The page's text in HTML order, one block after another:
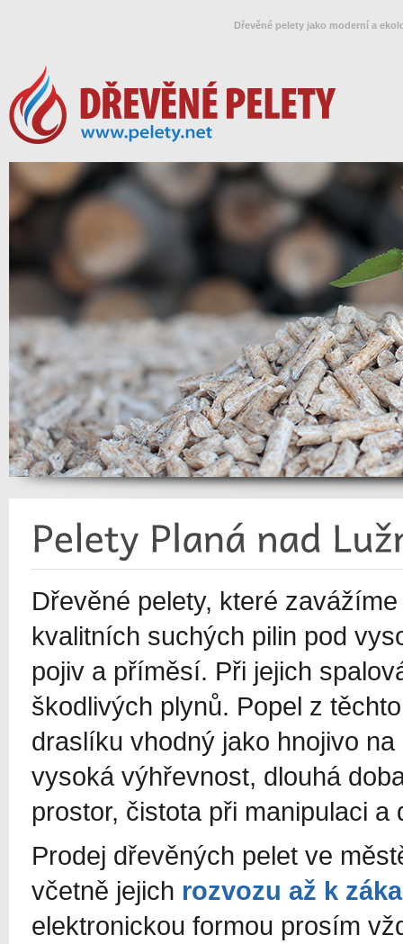
Dřevěné pelety jako moderní a
Dřevěné pelety, které
kvalitních suchých pilin pod
pojiv a příměsí. Při jejich
škodlivých plynů. Popel z
draslíku vhodný jako hnojivo
vysoká výhřevnost, dlouhá
prostor, čistota při manipulaci a
Prodej dřevěných pelet ve
včetně jejich rozvozu až k
elektronickou formou prosím